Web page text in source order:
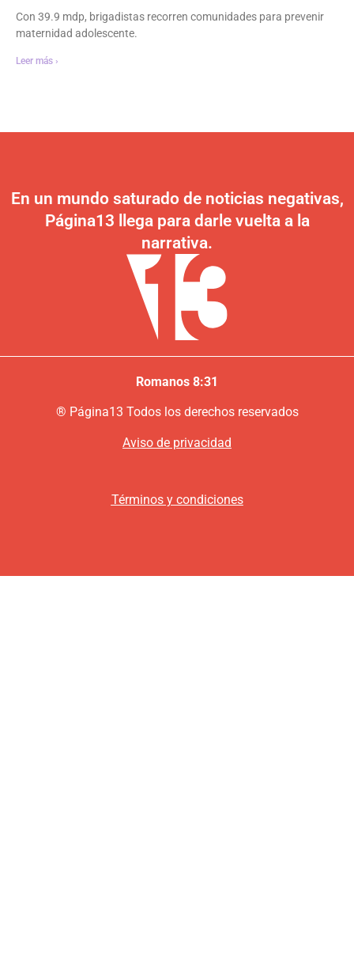
Con 39.9 mdp, brigadistas recorren comunidades para prevenir
maternidad adolescente.
Leer más ›
En un mundo saturado de noticias negativas,
Página13 llega para darle vuelta a la
narrativa.
Romanos 8:31
® Página13 Todos los derechos reservados
Aviso de privacidad
Términos y condiciones